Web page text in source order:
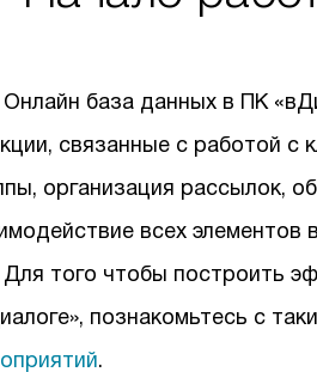
Онлайн база данных в ПК
связанные с работой с
организация рассылок,
всех элементов
Для того чтобы построить
познакомьтесь с
.